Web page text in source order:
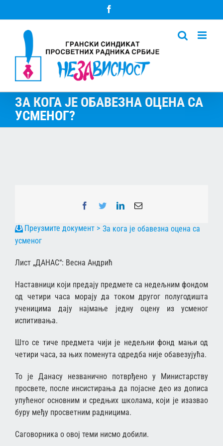
to
ЗА КОГА ЈЕ ОБАВЕЗНА ОЦЕНА СА
УСМЕНОГ?
Facebook
TwitterLinkedInEmail
За кога је обавезна оцена са
усменог
Лист „ДАНАС“: Весна Андрић
Наставници који предају предмете са недељним фондом
од четири часа морају да током другог полугодишта
ученицима дају најмање једну оцену из усменог
испитивања.
Што се тиче предмета чији је недељни фонд мањи од
четири часа, за њих поменута одредба није обавезујућа.
То је Данасу незванично потврђено у Министарству
просвете, после инсистирања да појасне део из дописа
упућеног основним и средњих школама, који је изазвао
буру међу просветним радницима.
Саговорника о овој теми нисмо добили.